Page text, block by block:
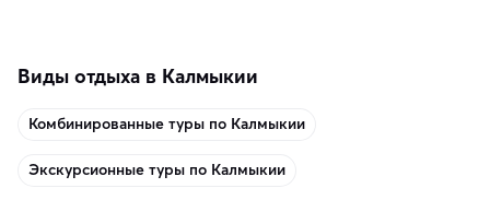
Виды отдыха в Калмыкии
Комбинированные туры по Калмыкии
Экскурсионные туры по Калмыкии